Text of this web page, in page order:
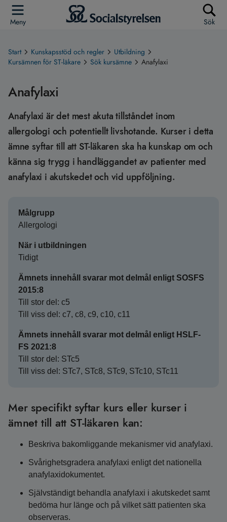
Meny Sök
Start Kunskapsstöd och regler
Utbildning
Kursämnen för ST-läkare
Sök kursämne Anafylaxi
Anafylaxi
Anafylaxi är det mest akuta tillståndet inom
allergologi och potentiellt livshotande. Kurser i detta
ämne syftar till att ST-läkaren ska ha kunskap om och
känna sig trygg i handläggandet av patienter med
anafylaxi i akutskedet och vid uppföljning.
Målgrupp
Allergologi
När i utbildningen
Tidigt
Ämnets innehåll svarar mot delmål enligt SOSFS
2015:8
Till stor del: c5
Till viss del: c7, c8, c9, c10, c11
Ämnets innehåll svarar mot delmål enligt HSLF-
FS 2021:8
Till stor del: STc5
Till viss del: STc7, STc8, STc9, STc10, STc11
Mer specifikt syftar kurs eller kurser i
ämnet till att ST-läkaren kan:
Beskriva bakomliggande mekanismer vid anafylaxi.
Svårighetsgradera anafylaxi enligt det nationella
anafylaxidokumentet.
Självständigt behandla anafylaxi i akutskedet samt
bedöma hur länge och på vilket sätt patienten ska
observeras.